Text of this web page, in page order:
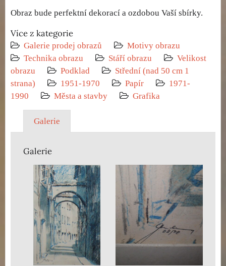
Obraz bude perfektní dekorací a ozdobou Vaší sbírky.
Více z kategorie
Galerie prodej obrazů
Motivy obrazu
Technika obrazu
Stáří obrazu
Velikost
obrazu
Podklad
Střední (nad 50 cm 1
strana)
1951-1970 Papír
1971-
1990
Města a stavby Grafika
Galerie
Galerie